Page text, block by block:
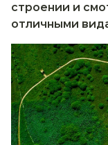
строении и
отличными